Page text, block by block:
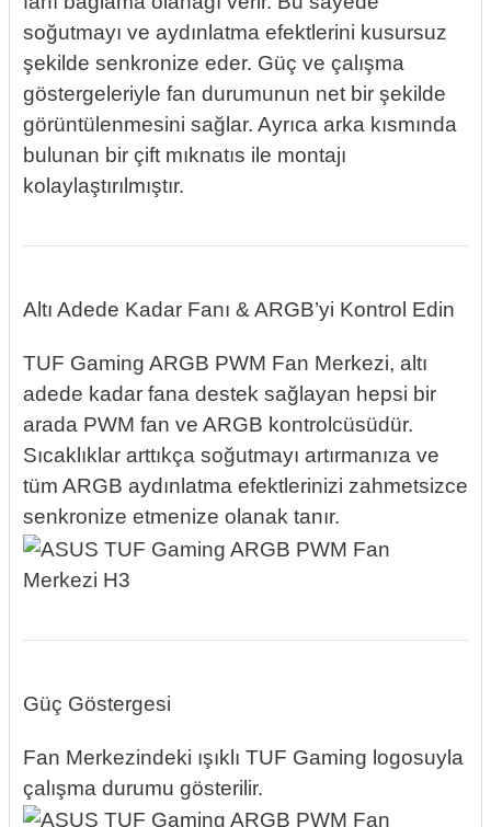
soğutmayı ve aydınlatma efektlerini kusursuz
şekilde senkronize eder. Güç ve çalışma
göstergeleriyle fan durumunun net bir şekilde
görüntülenmesini sağlar. Ayrıca arka kısmında
bulunan bir çift mıknatıs ile montajı
kolaylaştırılmıştır.
Altı Adede Kadar Fanı & ARGB’yi Kontrol Edin
TUF Gaming ARGB PWM Fan Merkezi, altı
adede kadar fana destek sağlayan hepsi bir
arada PWM fan ve ARGB kontrolcüsüdür.
Sıcaklıklar arttıkça soğutmayı artırmanıza ve
tüm ARGB aydınlatma efektlerinizi zahmetsizce
senkronize etmenize olanak tanır.
Güç Göstergesi
Fan Merkezindeki ışıklı TUF Gaming logosuyla
çalışma durumu gösterilir.